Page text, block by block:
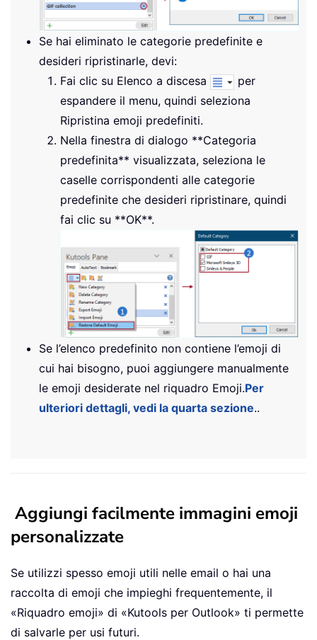
Se hai eliminato le categorie predefinite e
desideri ripristinarle, devi:
Fai clic su Elenco a discesa
per
espandere il menu, quindi seleziona
Ripristina emoji predefiniti.
Nella finestra di dialogo **Categoria
predefinita** visualizzata, seleziona le
caselle corrispondenti alle categorie
predefinite che desideri ripristinare, quindi
fai clic su **OK**.
Se l’elenco predefinito non contiene l’emoji di
cui hai bisogno, puoi aggiungere manualmente
le emoji desiderate nel riquadro Emoji.Per
ulteriori dettagli, vedi la quarta sezione..
Aggiungi facilmente immagini emoji
personalizzate
Se utilizzi spesso emoji utili nelle email o hai una
raccolta di emoji che impieghi frequentemente, il
«Riquadro emoji» di «Kutools per Outlook» ti permette
di salvarle per usi futuri.